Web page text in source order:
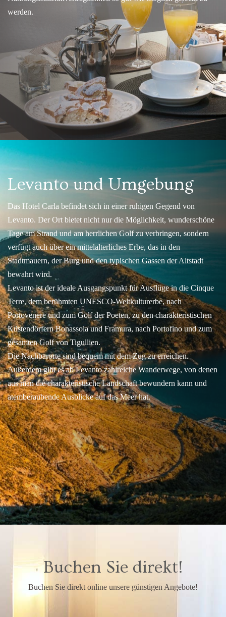
werden.
Levanto und Umgebung
Das Hotel Carla befindet sich in einer ruhigen Gegend von
Levanto. Der Ort bietet nicht nur die Möglichkeit, wunderschöne
Tage am Strand und am herrlichen Golf zu verbringen, sondern
verfügt auch über ein mittelalterliches Erbe, das in den
Stadtmauern, der Burg und den typischen Gassen der Altstadt
bewahrt wird.
Levanto ist der ideale Ausgangspunkt für Ausflüge in die Cinque
Terre, dem berühmten UNESCO-Weltkulturerbe, nach
Portovenere und zum Golf der Poeten, zu den charakteristischen
Küstendörfern Bonassola und Framura, nach Portofino und zum
gesamten Golf von Tigullien.
Die Nachbarorte sind bequem mit dem Zug zu erreichen.
Außerdem gibt es ab Levanto zahlreiche Wanderwege, von denen
aus man die charakteristische Landschaft bewundern kann und
atemberaubende Ausblicke auf das Meer hat.
Buchen Sie direkt!
Buchen Sie direkt online unsere günstigen Angebote!